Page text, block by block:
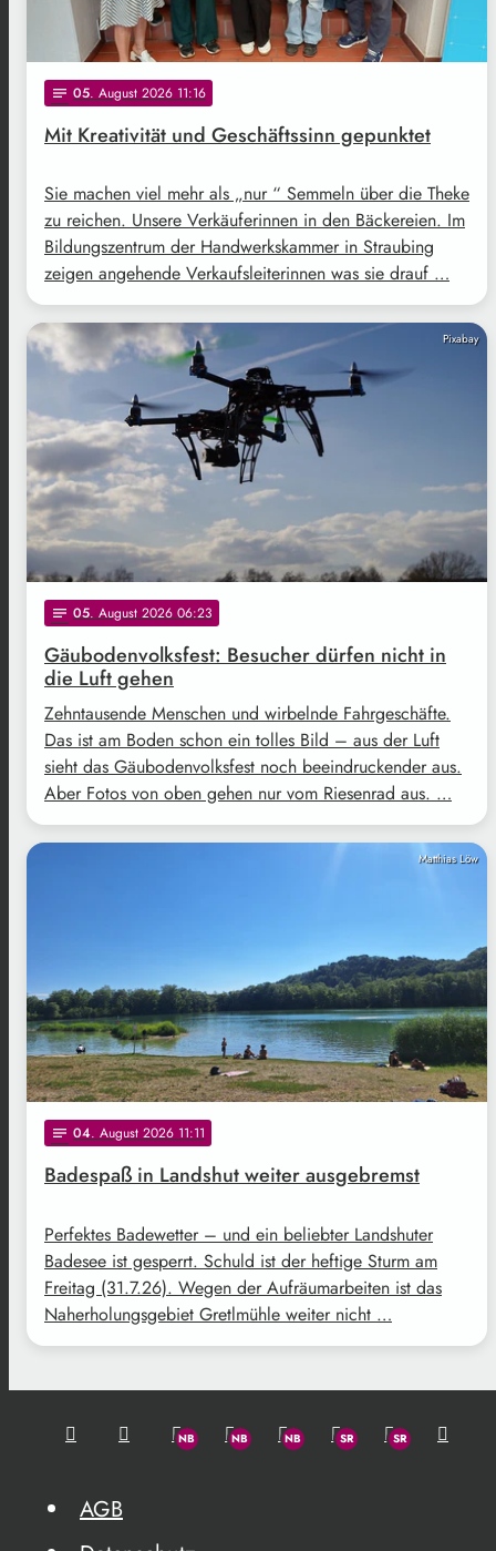
notes 05. August 2026 11:16
Mit Kreativität und Geschäftssinn gepunktet
Sie machen viel mehr als „nur “ Semmeln über die Theke
zu reichen. Unsere Verkäuferinnen in den Bäckereien. Im
Bildungszentrum der Handwerkskammer in Straubing
zeigen angehende Verkaufsleiterinnen was sie drauf …
Pixabay
notes 05. August 2026 06:23
Gäubodenvolksfest: Besucher dürfen nicht in
die Luft gehen
Zehntausende Menschen und wirbelnde Fahrgeschäfte.
Das ist am Boden schon ein tolles Bild – aus der Luft
sieht das Gäubodenvolksfest noch beeindruckender aus.
Aber Fotos von oben gehen nur vom Riesenrad aus. …
Matthias Löw
notes 04. August 2026 11:11
Badespaß in Landshut weiter ausgebremst
Perfektes Badewetter – und ein beliebter Landshuter
Badesee ist gesperrt. Schuld ist der heftige Sturm am
Freitag (31.7.26). Wegen der Aufräumarbeiten ist das
Naherholungsgebiet Gretlmühle weiter nicht …
AGB